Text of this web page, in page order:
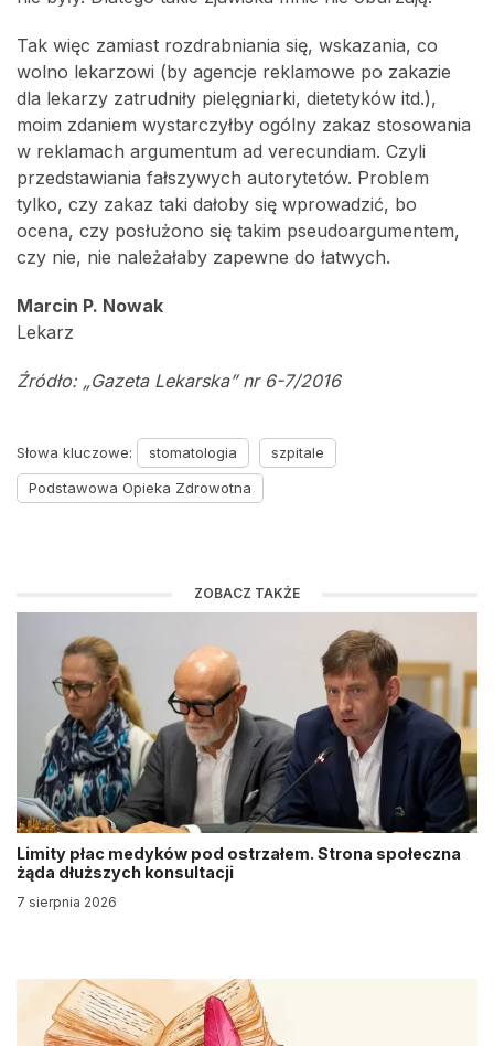
Tak więc zamiast rozdrabniania się, wskazania, co
wolno lekarzowi (by agencje reklamowe po zakazie
dla lekarzy zatrudniły pielęgniarki, dietetyków itd.),
moim zdaniem wystarczyłby ogólny zakaz stosowania
w reklamach argumentum ad verecundiam. Czyli
przedstawiania fałszywych autorytetów. Problem
tylko, czy zakaz taki dałoby się wprowadzić, bo
ocena, czy posłużono się takim pseudoargumentem,
czy nie, nie należałaby zapewne do łatwych.
Marcin P. Nowak
Lekarz
Źródło: „Gazeta Lekarska” nr 6-7/2016
Słowa kluczowe: stomatologia
szpitale
Podstawowa Opieka Zdrowotna
ZOBACZ TAKŻE
Limity płac medyków pod ostrzałem. Strona społeczna
żąda dłuższych konsultacji
7 sierpnia 2026